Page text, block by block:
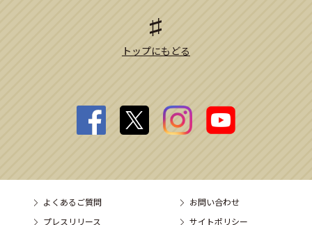
トップにもどる
よくあるご質問
お問い合わせ
プレスリリース
サイトポリシー